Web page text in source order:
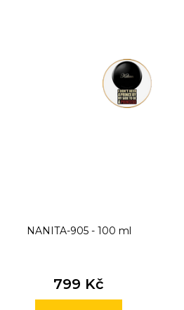
NANITA-905 - 100 ml
799 Kč